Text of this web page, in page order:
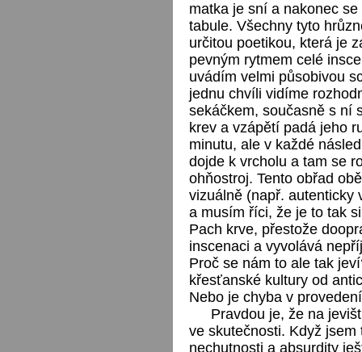
matka je sní a nakonec
tabule. Všechny tyto
určitou poetikou, která je
pevným rytmem celé
uvádím velmi působivou
jednu chvíli vidíme
sekáčkem, současně s ní
krev a vzápětí padá jeho
minutu, ale v každé
dojde k vrcholu a tam se
ohňostroj. Tento obřad
vizuálně (např. autenticky
a musím říci, že je to tak
Pach krve, přestože
inscenaci a vyvolává
Proč se nám to ale tak
křesťanské kultury od
Nebo je chyba v
Pravdou je, že na
ve skutečnosti. Když
nechutnosti a absurdity